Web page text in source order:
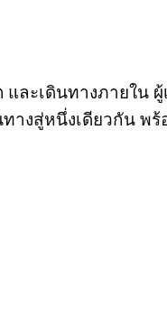
ละเดินทางภายใน ผู้
งสู่หนึ่งเดียวกัน พร้